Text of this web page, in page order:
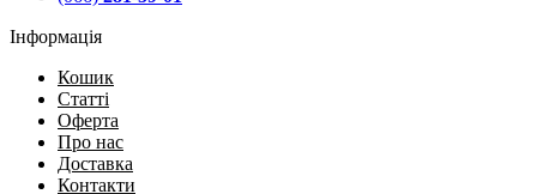
Інформація
Кошик
Статті
Оферта